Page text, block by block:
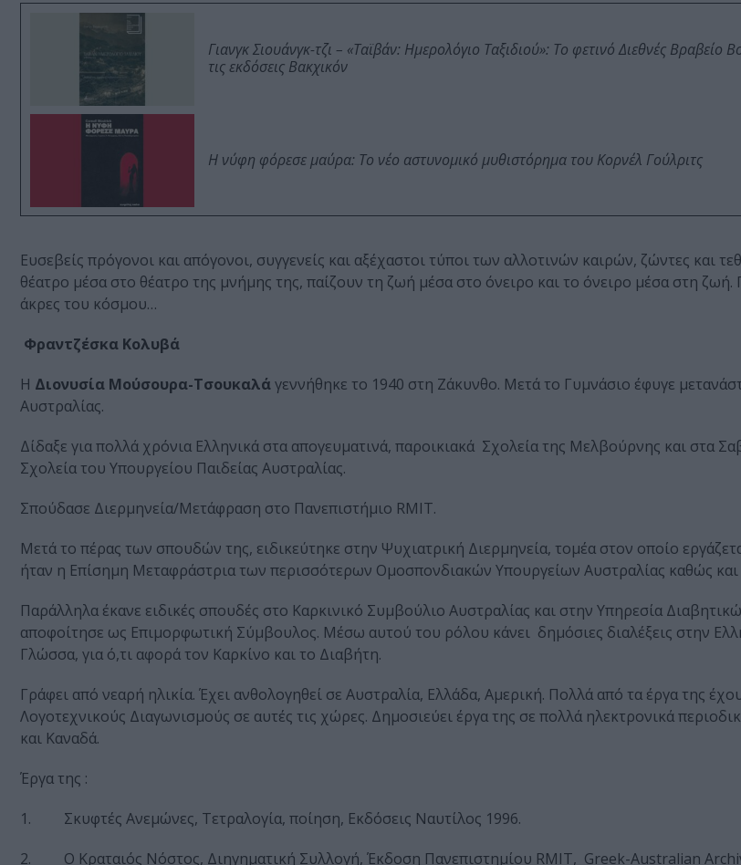
Γιανγκ Σιουάνγκ-τζι – «Ταϊβάν: Ημερολόγιο Ταξιδιού»: Το φετινό Διεθνές Βραβείο
τις εκδόσεις Βακχικόν
Η νύφη φόρεσε μαύρα: Το νέο αστυνομικό μυθιστόρημα του Κορνέλ Γούλριτς
Ευσεβείς πρόγονοι και απόγονοι, συγγενείς και αξέχαστοι τύποι των αλλοτινών καιρών, ζώντες και
θέατρο μέσα στο θέατρο της μνήμης της, παίζουν τη ζωή μέσα στο όνειρο και το όνειρο μέσα στη ζωή.
άκρες του κόσμου…
Φραντζέσκα Κολυβά
Η Διονυσία Moύσουρα-Τσουκαλάγεννήθηκε το 1940 στη Zάκυνθο. Μετά το Γυμνάσιο έφυγε
Αυστραλίας.
Δίδαξε για πολλά χρόνια Ελληνικά στα απογευματινά, παροικιακά Σχολεία της Μελβούρνης και στα
Σχολεία του Υπουργείου Παιδείας Αυστραλίας.
Σπούδασε Διερμηνεία/Μετάφραση στο Πανεπιστήμιο RMIT.
Μετά το πέρας των σπουδών της, ειδικεύτηκε στην Ψυχιατρική Διερμηνεία, τομέα στον οποίο
ήταν η Επίσημη Μεταφράστρια των περισσότερων Ομοσπονδιακών Υπουργείων Αυστραλίας καθώς
Παράλληλα έκανε ειδικές σπουδές στο Καρκινικό Συμβούλιο Αυστραλίας και στην Υπηρεσία
αποφοίτησε ως Επιμορφωτική Σύμβουλος. Μέσω αυτού του ρόλου κάνει δημόσιες διαλέξεις στην
Γλώσσα, για ό,τι αφορά τον Καρκίνο και το Διαβήτη.
Γράφει από νεαρή ηλικία. Έχει ανθολογηθεί σε Αυστραλία, Ελλάδα, Αμερική. Πολλά από τα έργα της
Λογοτεχνικούς Διαγωνισμούς σε αυτές τις χώρες. Δημοσιεύει έργα της σε πολλά ηλεκτρονικά
και Καναδά.
Έργα της :
1. Σκυφτές Ανεμώνες, Τετραλογία, ποίηση, Εκδόσεις Ναυτίλος 1996.
2. Ο Κραταιός Νόστος, Διηγηματική Συλλογή, Έκδοση Πανεπιστημίου RMIT, Greek-Australian